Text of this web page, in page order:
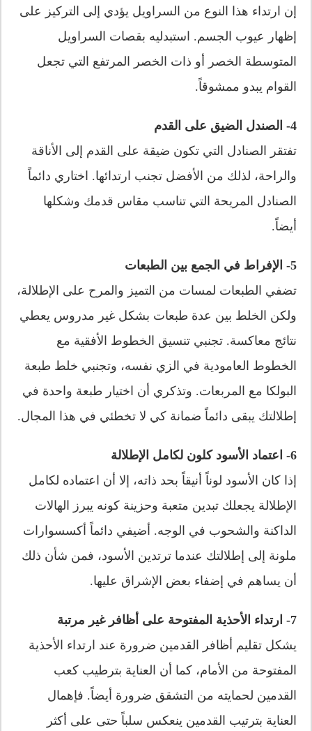
إن ارتداء هذا النوع من السراويل يؤدي إلى التركيز على
إظهار عيوب الجسم. استبدليه بقصات السراويل
المتوسطة الخصر أو ذات الخصر المرتفع التي تجعل
القوام يبدو ممشوقاً.
4- الصندل الضيق على القدم
تفتقر الصنادل التي تكون ضيقة على القدم إلى الأناقة
والراحة، لذلك من الأفضل تجنب ارتدائها. اختاري دائماً
الصنادل المريحة التي تناسب مقاس قدمك وشكلها
أيضاً.
5- الإفراط في الجمع بين الطبعات
تضفي الطبعات لمسات من التميز والمرح على الإطلالة،
ولكن الخلط بين عدة طبعات بشكل غير مدروس يعطي
نتائج معاكسة. تجنبي تنسيق الخطوط الأفقية مع
الخطوط العامودية في الزي نفسه، وتجنبي خلط طبعة
البولكا مع المربعات. وتذكري أن اختيار طبعة واحدة في
إطلالتك يبقى دائماً ضمانة كي لا تخطئي في هذا المجال.
6- اعتماد الأسود كلون لكامل الإطلالة
إذا كان الأسود لوناً أنيقاً بحد ذاته، إلا أن اعتماده لكامل
الإطلالة يجعلك تبدين متعبة وحزينة كونه يبرز الهالات
الداكنة والشحوب في الوجه. أضيفي دائماً أكسسوارات
ملونة إلى إطلالتك عندما ترتدين الأسود، فمن شأن ذلك
أن يساهم في إضفاء بعض الإشراق عليها.
7- ارتداء الأحذية المفتوحة على أظافر غير مرتبة
يشكل تقليم أظافر القدمين ضرورة عند ارتداء الأحذية
المفتوحة من الأمام، كما أن العناية بترطيب كعب
القدمين لحمايته من التشقق ضرورة أيضاً. فإهمال
العناية بترتيب القدمين ينعكس سلباً حتى على أكثر